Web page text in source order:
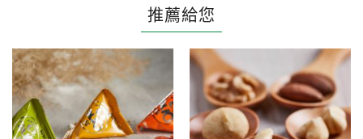
推薦給您